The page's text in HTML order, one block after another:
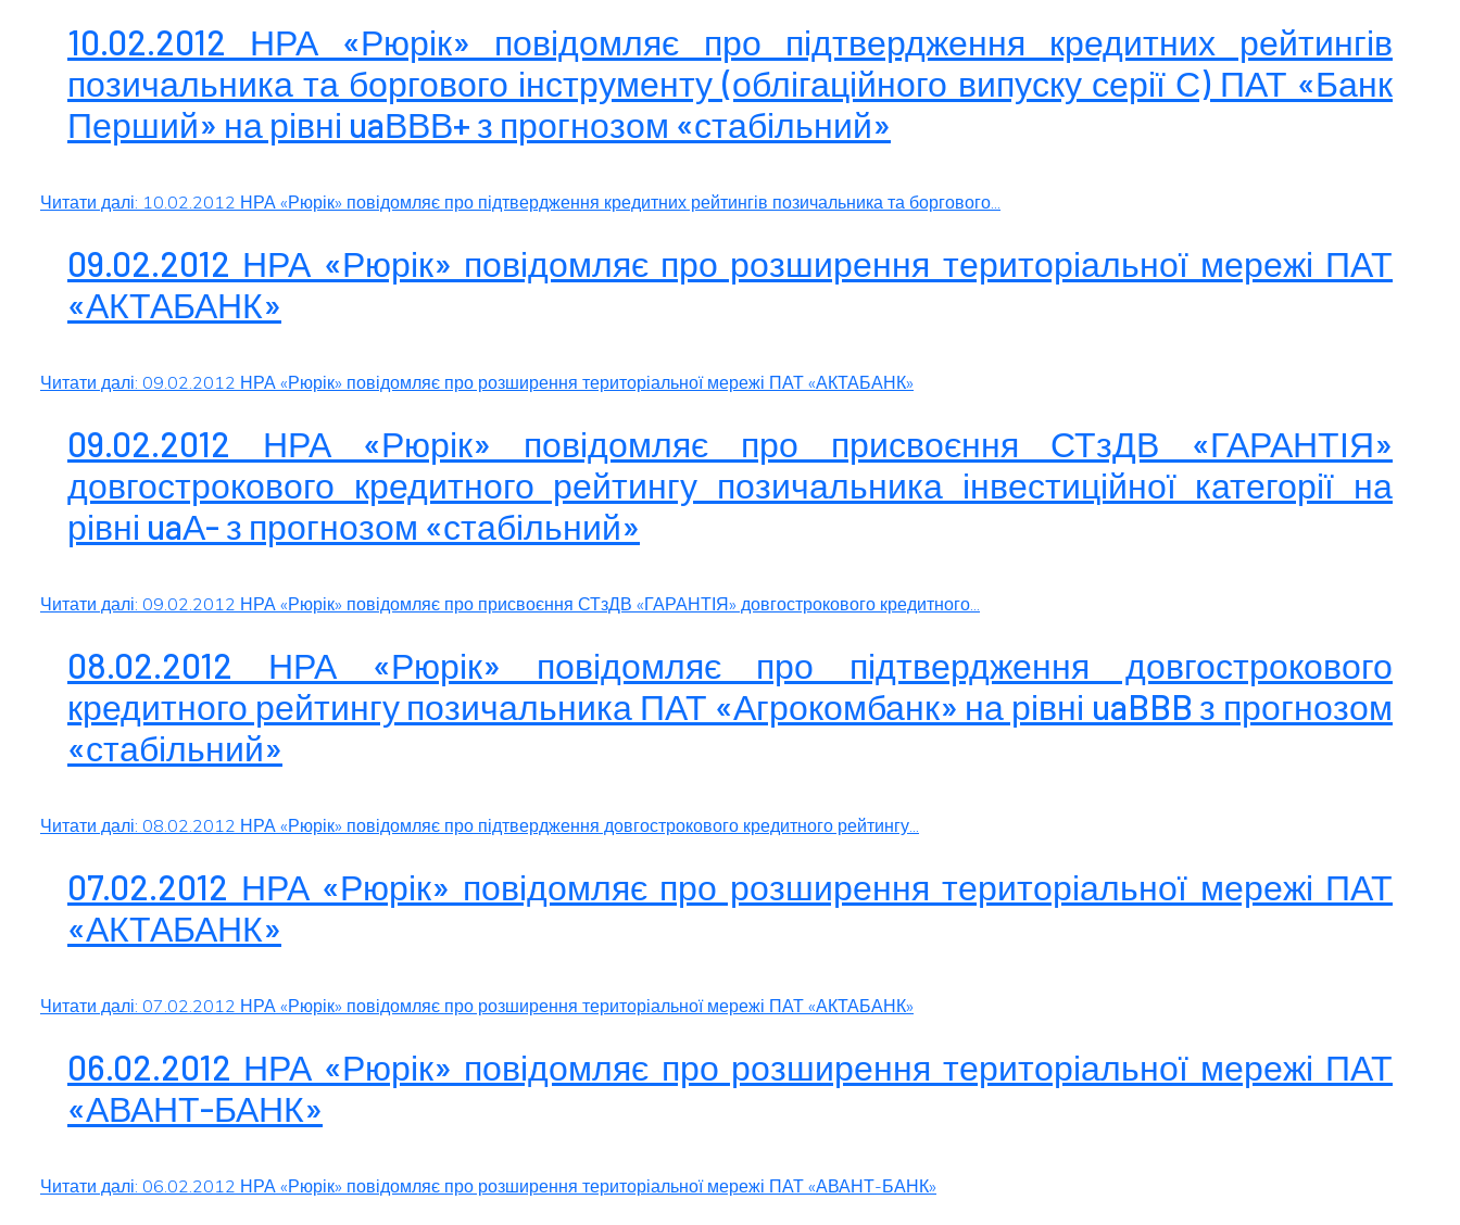
10.02.2012 НРА «Рюрік» повідомляє про підтвердження кредитних рейтингів
позичальника та боргового інструменту (облігаційного випуску серії С) ПАТ «Банк
Перший» на рівні uaВВВ+ з прогнозом «стабільний»
Читати далі: 10.02.2012 НРА «Рюрік» повідомляє про підтвердження кредитних рейтингів позичальника та боргового...
09.02.2012 НРА «Рюрік» повідомляє про розширення територіальної мережі ПАТ
«АКТАБАНК»
Читати далі: 09.02.2012 НРА «Рюрік» повідомляє про розширення територіальної мережі ПАТ «АКТАБАНК»
09.02.2012 НРА «Рюрік» повідомляє про присвоєння СТзДВ «ГАРАНТІЯ»
довгострокового кредитного рейтингу позичальника інвестиційної категорії на
рівні uaА- з прогнозом «стабільний»
Читати далі: 09.02.2012 НРА «Рюрік» повідомляє про присвоєння СТзДВ «ГАРАНТІЯ» довгострокового кредитного...
08.02.2012 НРА «Рюрік» повідомляє про підтвердження довгострокового
кредитного рейтингу позичальника ПАТ «Агрокомбанк» на рівні uaBBB з прогнозом
«стабільний»
Читати далі: 08.02.2012 НРА «Рюрік» повідомляє про підтвердження довгострокового кредитного рейтингу...
07.02.2012 НРА «Рюрік» повідомляє про розширення територіальної мережі ПАТ
«АКТАБАНК»
Читати далі: 07.02.2012 НРА «Рюрік» повідомляє про розширення територіальної мережі ПАТ «АКТАБАНК»
06.02.2012 НРА «Рюрік» повідомляє про розширення територіальної мережі ПАТ
«АВАНТ-БАНК»
Читати далі: 06.02.2012 НРА «Рюрік» повідомляє про розширення територіальної мережі ПАТ «АВАНТ-БАНК»